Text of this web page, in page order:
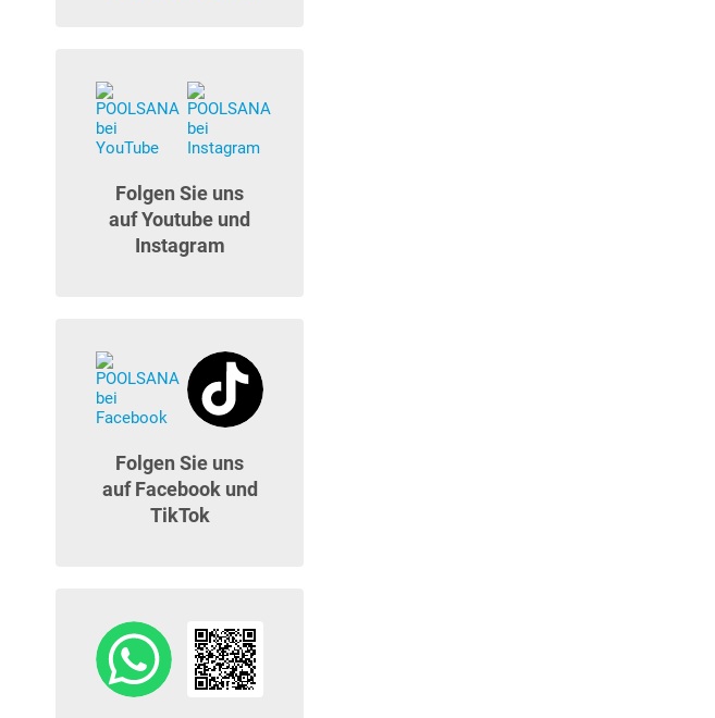
Folgen Sie uns
auf Youtube und
Instagram
Folgen Sie uns
auf Facebook und
TikTok